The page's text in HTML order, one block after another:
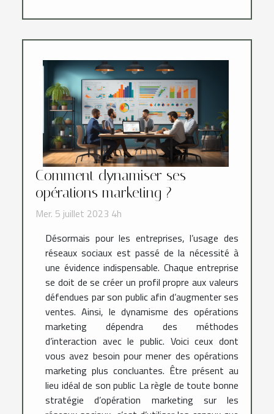
Comment dynamiser ses
opérations marketing ?
Mer. 5 juillet 2023 4h
Désormais pour les entreprises, l’usage des
réseaux sociaux est passé de la nécessité à
une évidence indispensable. Chaque entreprise
se doit de se créer un profil propre aux valeurs
défendues par son public afin d’augmenter ses
ventes. Ainsi, le dynamisme des opérations
marketing dépendra des méthodes
d’interaction avec le public. Voici ceux dont
vous avez besoin pour mener des opérations
marketing plus concluantes. Être présent au
lieu idéal de son public La règle de toute bonne
stratégie d’opération marketing sur les